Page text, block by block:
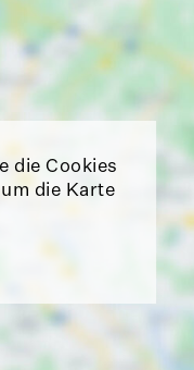
die Cookies
die Karte